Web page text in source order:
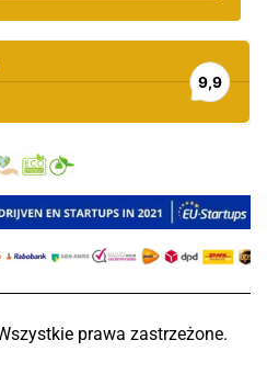
prawa zastrzeżone.